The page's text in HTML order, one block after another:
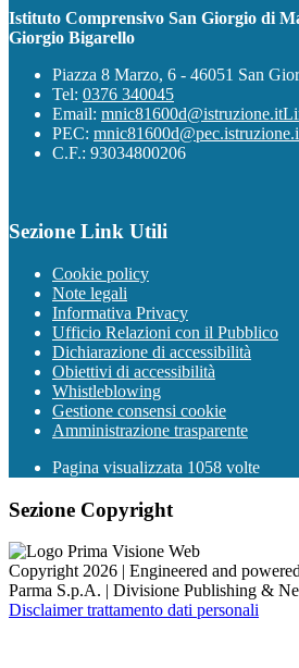
Istituto Comprensivo San Giorgio di
Giorgio Bigarello
Piazza 8 Marzo, 6 - 46051 San
Tel: 0376 340045
Email: mnic81600d@istruzione.it
PEC:
C.F.: 93034800206
Sezione Link Utili
Cookie policy
Note legali
Informativa Privacy
Ufficio Relazioni con il Pubblico
Dichiarazione di accessibilità
Obiettivi di accessibilità
Whistleblowing
Gestione consensi cookie
Amministrazione trasparente
Pagina visualizzata 1058 volte
Sezione Copyright
Copyright 2026 | Engineered and
Parma S.p.A. | Divisione Publishing &
Disclaimer trattamento dati personali